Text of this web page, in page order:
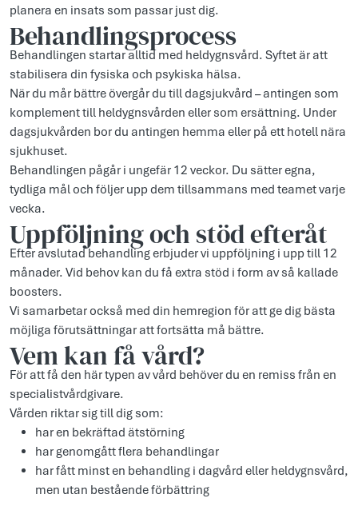
planera en insats som passar just dig.
Behandlingsprocess
Behandlingen startar alltid med heldygnsvård. Syftet är att
stabilisera din fysiska och psykiska hälsa.
När du mår bättre övergår du till dagsjukvård – antingen som
komplement till heldygnsvården eller som ersättning. Under
dagsjukvården bor du antingen hemma eller på ett hotell nära
sjukhuset.
Behandlingen pågår i ungefär 12 veckor. Du sätter egna,
tydliga mål och följer upp dem tillsammans med teamet varje
vecka.
Uppföljning och stöd efteråt
Efter avslutad behandling erbjuder vi uppföljning i upp till 12
månader. Vid behov kan du få extra stöd i form av så kallade
boosters.
Vi samarbetar också med din hemregion för att ge dig bästa
möjliga förutsättningar att fortsätta må bättre.
Vem kan få vård?
För att få den här typen av vård behöver du en remiss från en
specialistvårdgivare.
Vården riktar sig till dig som:
har en bekräftad ätstörning
har genomgått flera behandlingar
har fått minst en behandling i dagvård eller heldygnsvård,
men utan bestående förbättring